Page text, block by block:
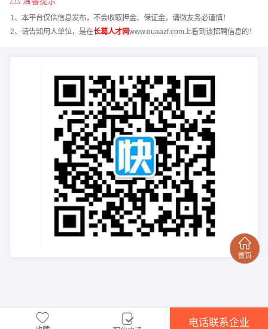
1、本平台仅供信息发布，不会收取押金、保证金，请微友务必谨慎！
2、请告知用人单位，是在长葛人才网www.ouaazf.com上看到该招聘信息的！
电话联系企业